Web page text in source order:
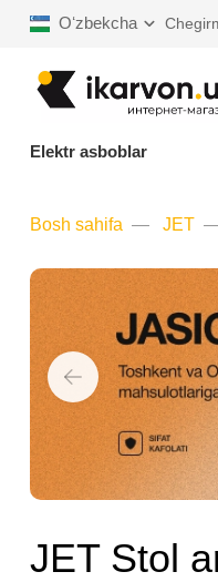
Oʻzbekcha
Elektr asboblar
Bosh sahifa JET
JET Stol